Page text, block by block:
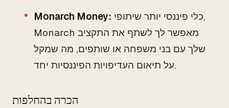
Monarch Money:
Monarch מאפשר לך לשתף את התקציב
שלך עם בני משפחה או שותפים, מה שמקל
על תיאום העדיפויות הפיננסיות יחד.
הכרה בהחלפות